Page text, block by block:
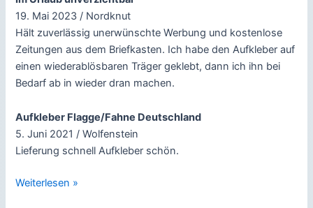
19. Mai 2023 / Nordknut
Hält zuverlässig unerwünschte Werbung und kostenlose
Zeitungen aus dem Briefkasten. Ich habe den Aufkleber auf
einen wiederablösbaren Träger geklebt, dann ich ihn bei
Bedarf ab in wieder dran machen.
Aufkleber Flagge/Fahne Deutschland
5. Juni 2021 / Wolfenstein
Lieferung schnell Aufkleber schön.
Letzte
Weiterlesen »